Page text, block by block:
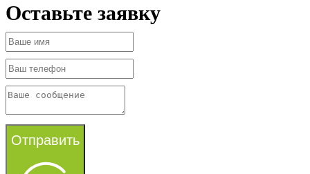
Оставьте заявку
Отправить